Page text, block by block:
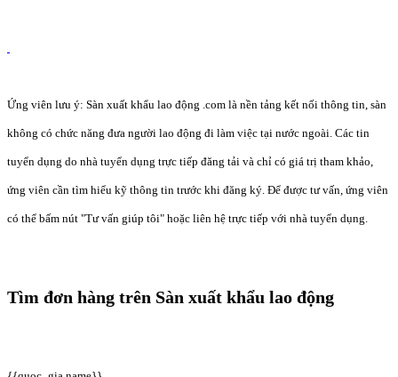
Ứng viên lưu ý: Sàn xuất khẩu lao động .com là nền tảng kết nối thông tin, sàn
không có chức năng đưa người lao động đi làm việc tại nước ngoài. Các tin
tuyển dụng do nhà tuyển dụng trực tiếp đăng tải và chỉ có giá trị tham khảo,
ứng viên cần tìm hiểu kỹ thông tin trước khi đăng ký. Để được tư vấn, ứng viên
có thể bấm nút "Tư vấn giúp tôi" hoặc liên hệ trực tiếp với nhà tuyển dụng.
Tìm đơn hàng trên Sàn xuất khẩu lao động